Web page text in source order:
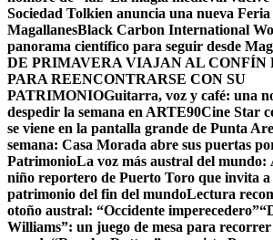
Sociedad Tolkien anuncia una nueva
MagallanesBlack Carbon International
panorama científico para seguir desde
DE PRIMAVERA VIAJAN AL CONFÍN
PARA REENCONTRARSE CON SU
PATRIMONIOGuitarra, voz y café: una
despedir la semana en ARTE90Cine Star
se viene en la pantalla grande de Punta
semana: Casa Morada abre sus puertas
PatrimonioLa voz más austral del mundo:
niño reportero de Puerto Toro que invita a
patrimonio del fin del mundoLectura
otoño austral: “Occidente imperecedero”
Williams”: un juego de mesa para